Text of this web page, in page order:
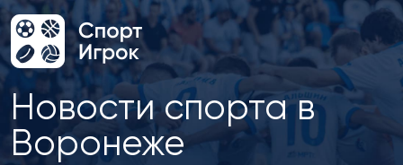
Новости спорта в
Воронеже